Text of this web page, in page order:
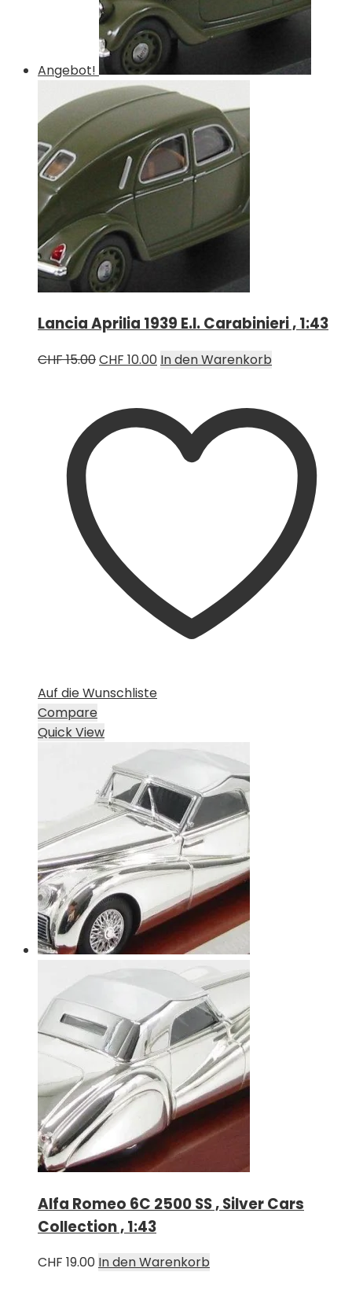
Angebot!
Lancia Aprilia 1939 E.I. Carabinieri , 1:43
CHF15.00Ursprünglicher
CHF 15.00
CHF 10.00Aktueller
CHF 10.00.
In den Warenkorb
Auf die Wunschliste
Compare
Quick View
Alfa Romeo 6C 2500 SS , Silver Cars
Collection , 1:43
CHF 19.00 In den Warenkorb